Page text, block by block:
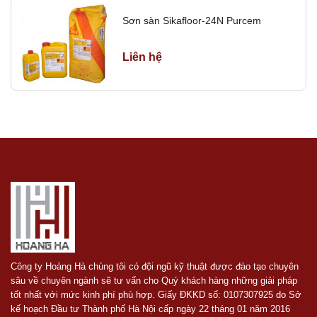
+30°C: 12h – 2 ngày
liệu Sikafloor® hoặc Sikadur®. Làm sạch hoàn toàn bằng máy
hút bụi công nghiệp trước khi thi công.
Khuấy đều phần A (nhựa) ở tốc độ thấp (300–400 vòng/phút).
đồng nhất. Nếu làm vữa, cho cát thạch anh khô và Extender T
vào, trộn thêm 2 phút. Trộn nguyên bộ, không chia nhỏ.
Thi công
Sơn sàn Sikafloor-24N Purcem
Liên hệ
Công ty Hoàng Hà chúng tôi có đội ngũ kỹ thuật được đào tạo chuyên
sâu về chuyên ngành sẽ tư vấn cho Quý khách hàng những giải pháp
tốt nhất với mức kinh phí phù hợp. Giấy ĐKKD số: 0107307925 do Sở
kế hoạch Đầu tư Thành phố Hà Nội cấp ngày 22 tháng 01 năm 2016